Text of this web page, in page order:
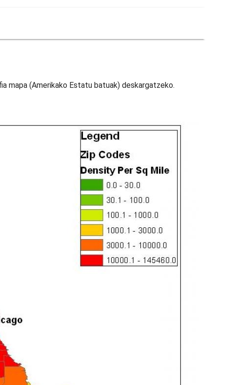
mapa (Amerikako Estatu batuak) deskargatzeko.